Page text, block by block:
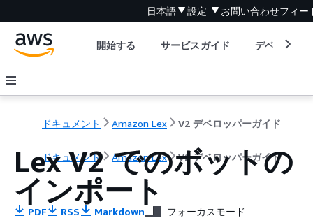
日本語 設定 お問い合わせフィー
開始する サービスガイド デベロッパ
ドキュメント Amazon Lex V2 デベロッパーガイド
ドキュメント Amazon Lex V2 デベロッパーガイド
Lex V2 でのボットの
インポート
PDF RSS Markdown フォーカスモード